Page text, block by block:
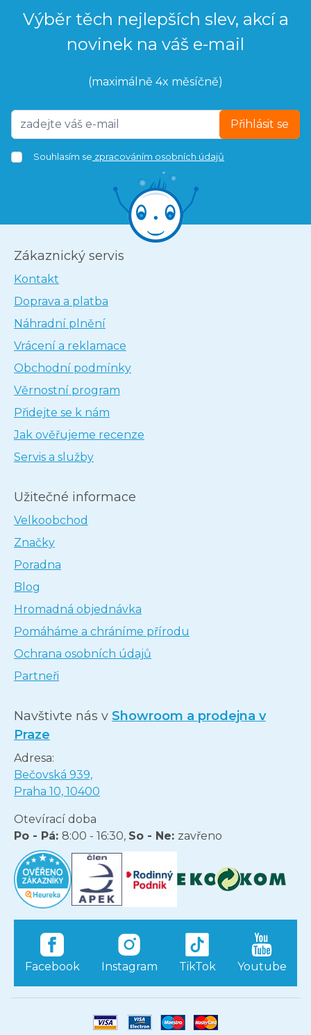
Výběr těch nejlepších slev, akcí a
novinek na váš e-mail
(maximálně 4x měsíčně)
Přihlásit se
Souhlasím se zpracováním osobních údajů
Zákaznický servis
Kontakt
Doprava a platba
Náhradní plnění
Vrácení a reklamace
Obchodní podmínky
Věrnostní program
Přidejte se k nám
Jak ověřujeme recenze
Servis a služby
Užitečné informace
Velkoobchod
Značky
Poradna
Blog
Hromadná objednávka
Pomáháme a chráníme přírodu
Ochrana osobních údajů
Partneři
Navštivte nás v Showroom a prodejna v
Praze
Adresa:
Bečovská 939,
Praha 10, 10400
Otevírací doba
Po - Pá: 8:00 - 16:30, So - Ne: zavřeno
Facebook Instagram TikTok Youtube